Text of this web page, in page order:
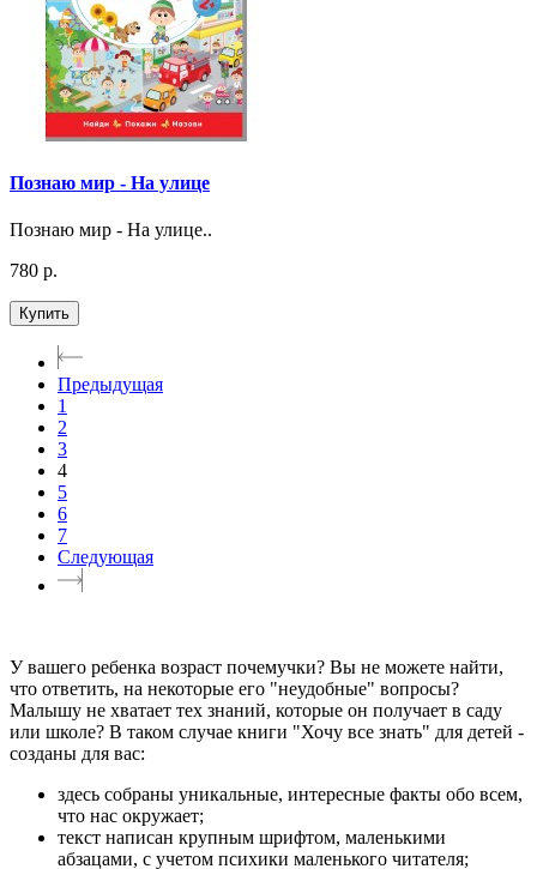
Познаю мир - На улице
Познаю мир - На улице..
780 р.
Купить
Предыдущая
1
2
3
4
5
6
7
Следующая
У вашего ребенка возраст почемучки? Вы не можете найти,
что ответить, на некоторые его "неудобные" вопросы?
Малышу не хватает тех знаний, которые он получает в саду
или школе? В таком случае книги "Хочу все знать" для детей -
созданы для вас:
здесь собраны уникальные, интересные факты обо всем,
что нас окружает;
текст написан крупным шрифтом, маленькими
абзацами, с учетом психики маленького читателя;